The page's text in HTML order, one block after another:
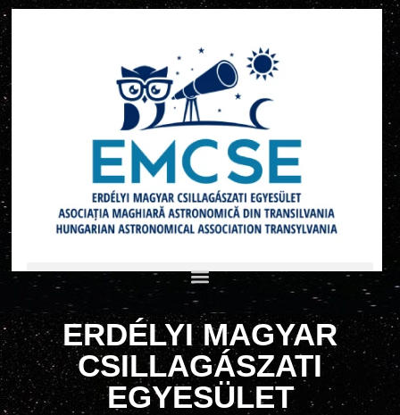
ERDÉLYI MAGYAR
CSILLAGÁSZATI
EGYESÜLET